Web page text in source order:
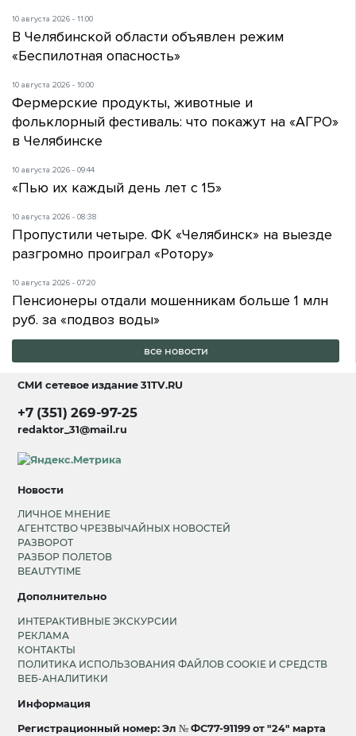
10 августа 2026 - 11:00
В Челябинской области объявлен режим
«Беспилотная опасность»
10 августа 2026 - 10:00
Фермерские продукты, животные и
фольклорный фестиваль: что покажут на «АГРО»
в Челябинске
10 августа 2026 - 09:44
«Пью их каждый день лет с 15»
10 августа 2026 - 08:38
Пропустили четыре. ФК «Челябинск» на выезде
разгромно проиграл «Ротору»
10 августа 2026 - 07:20
Пенсионеры отдали мошенникам больше 1 млн
руб. за «подвоз воды»
все новости
СМИ сетевое издание31TV.RU
+7 (351) 269-97-25
redaktor_31@mail.ru
Новости
ЛИЧНОЕ МНЕНИЕ
АГЕНТСТВО ЧРЕЗВЫЧАЙНЫХ НОВОСТЕЙ
РАЗВОРОТ
РАЗБОР ПОЛЕТОВ
BEAUTYTIME
Дополнительно
ИНТЕРАКТИВНЫЕ ЭКСКУРСИИ
РЕКЛАМА
КОНТАКТЫ
ПОЛИТИКА ИСПОЛЬЗОВАНИЯ ФАЙЛОВ COOKIE И СРЕДСТВ
ВЕБ-АНАЛИТИКИ
Информация
Регистрационный номер: Эл № ФС77-91199 от "24" марта